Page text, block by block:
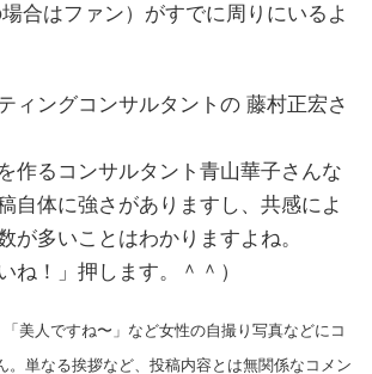
合はファン）がすでに周りにいるよ
ィングコンサルタントの 藤村正宏さ
作るコンサルタント青山華子さんな
自体に強さがありますし、共感によ
が多いことはわかりますよね。
ね！」押します。＾＾）
美人ですね〜」など女性の自撮り写真などにコ
。単なる挨拶など、投稿内容とは無関係なコメン